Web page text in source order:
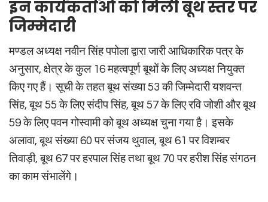
इन कार्यकर्ताओं को मिली बूथ स्तर पर
जिम्मेदारी
मण्डल अध्यक्ष नवीन सिंह पपोला द्वारा जारी आधिकारिक पत्र के
अनुसार, क्षेत्र के कुल 16 महत्वपूर्ण बूथों के लिए अध्यक्ष नियुक्त
किए गए हैं। सूची के तहत बूथ संख्या 53 की जिम्मेदारी यशवन्त
सिंह, बूथ 55 के लिए संदीप सिंह, बूथ 57 के लिए रवि जोशी और बूथ
59 के लिए पवन गोस्वामी को बूथ अध्यक्ष चुना गया है। इसके
अलावा, बूथ संख्या 60 पर संजय थुवाल, बूथ 61 पर विशम्बर
तिवाड़ी, बूथ 67 पर हरपाल सिंह तथा बूथ 70 पर हरीश सिंह संगठन
का काम संभालेंगे।